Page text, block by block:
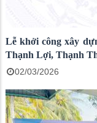
Lễ khởi công xây
Thạnh Lợi, Thạnh
02/03/2026